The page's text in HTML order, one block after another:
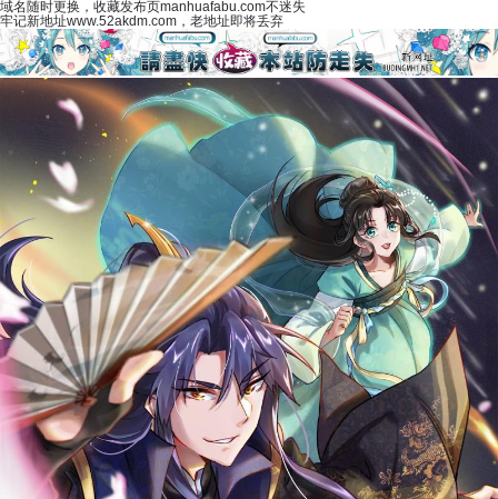
域名随时更换，收藏发布页manhuafabu.com不迷失
牢记新地址www.52akdm.com，老地址即将丢弃